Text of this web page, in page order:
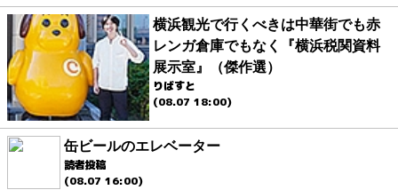
横浜観光で行くべきは中華街でも赤
レンガ倉庫でもなく『横浜税関資料
展示室』（傑作選）
りばすと
(08.07 18:00)
缶ビールのエレベーター
読者投稿
(08.07 16:00)